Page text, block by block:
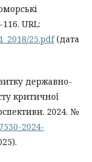
URL:
25.pdf(дата
державно-
критичної
2024. №
2024-